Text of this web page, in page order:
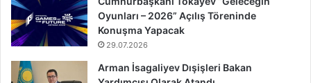
Oyunları – 2026” Açılış Töreninde
Konuşma Yapacak
29.07.2026
Arman İsagaliyev Dışişleri Bakan